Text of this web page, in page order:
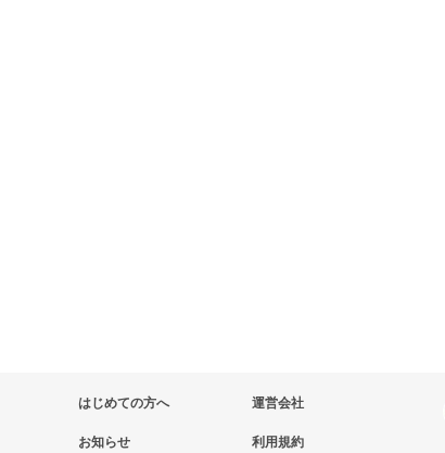
はじめての方へ
お知らせ
運営会社
利用規約